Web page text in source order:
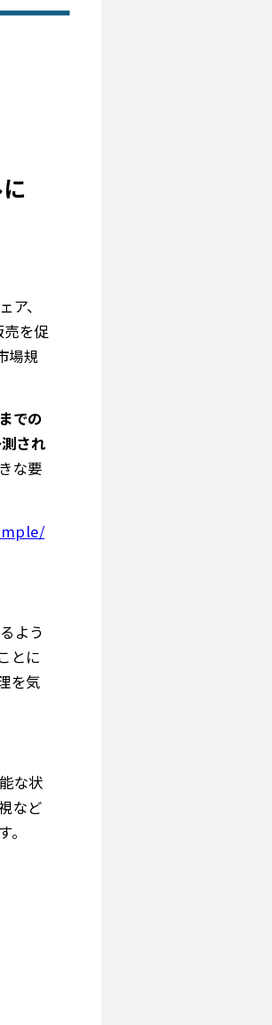
、
を促
場規
での
され
な要
よう
とに
を気
な状
など